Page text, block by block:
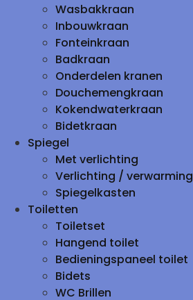
Wasbakkraan
Inbouwkraan
Fonteinkraan
Badkraan
Onderdelen kranen
Douchemengkraan
Kokendwaterkraan
Bidetkraan
Spiegel
Met verlichting
Verlichting / verwarming
Spiegelkasten
Toiletten
Toiletset
Hangend toilet
Bedieningspaneel toilet
Bidets
WC Brillen